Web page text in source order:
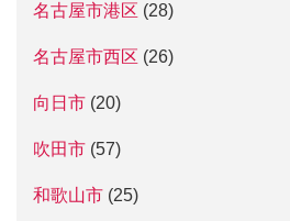
名古屋市港区 (28)
名古屋市西区 (26)
向日市 (20)
吹田市 (57)
和歌山市 (25)